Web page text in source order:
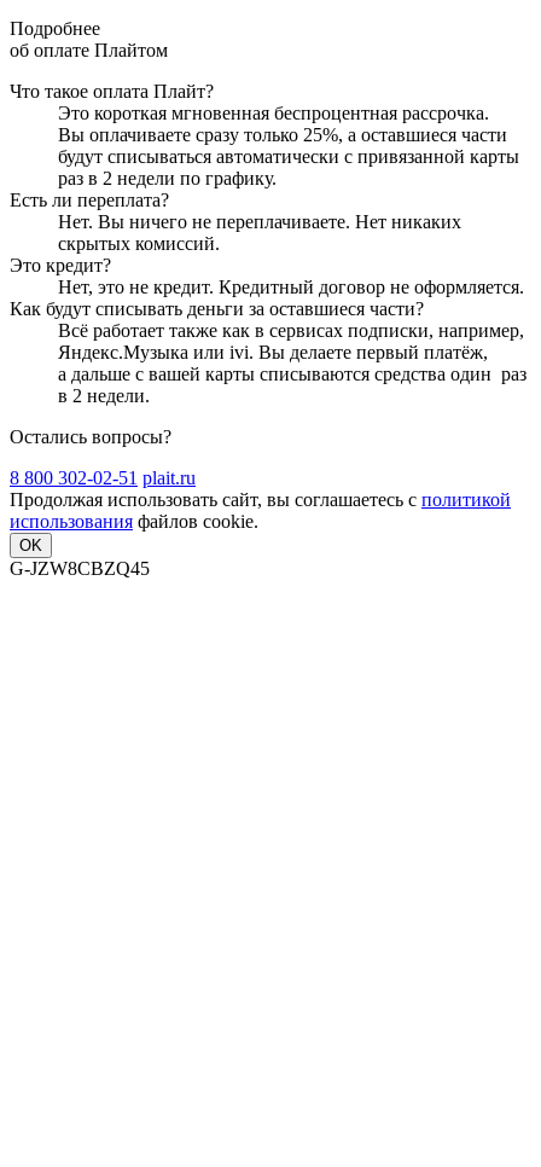
Подробнее
об оплате Плайтом
Что такое оплата Плайт?
Это короткая мгновенная беспроцентная рассрочка.
Вы оплачиваете сразу только 25%, а оставшиеся части
будут списываться автоматически с привязанной карты
раз в 2 недели по графику.
Есть ли переплата?
Нет. Вы ничего не переплачиваете. Нет никаких
скрытых комиссий.
Это кредит?
Нет, это не кредит. Кредитный договор не оформляется.
Как будут списывать деньги за оставшиеся части?
Всё работает также как в сервисах подписки, например,
Яндекс.Музыка или ivi. Вы делаете первый платёж,
а дальше с вашей карты списываются средства один раз
в 2 недели.
Остались вопросы?
8 800 302-02-51 plait.ru
Продолжая использовать сайт, вы соглашаетесь с политикой
использования файлов cookie.
OK
G-JZW8CBZQ45